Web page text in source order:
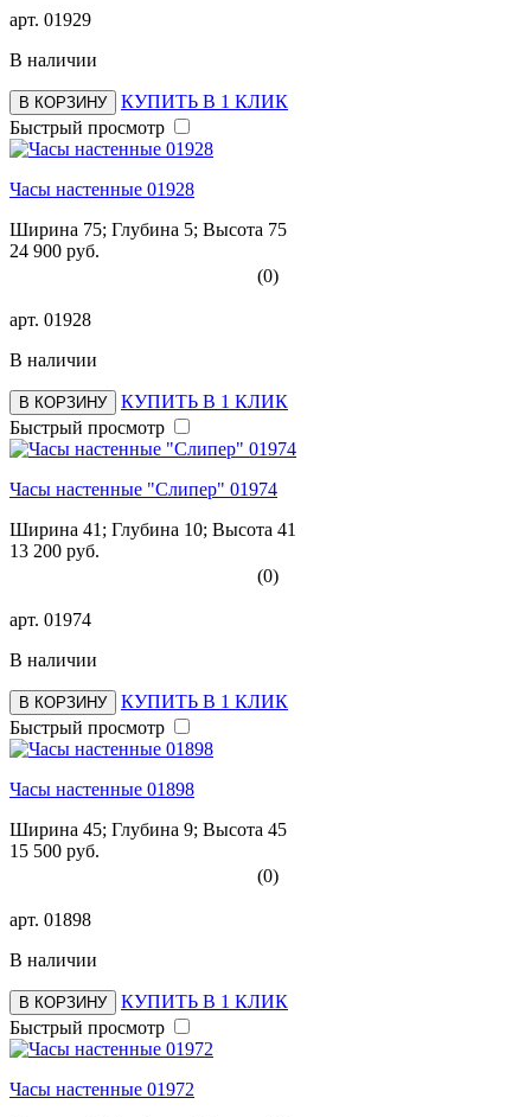
арт. 01929
В наличии
В КОРЗИНУ
КУПИТЬ В 1 КЛИК
Быстрый просмотр
Часы настенные 01928
Ширина 75; Глубина 5; Высота 75
24 900 руб.
(0)
арт. 01928
В наличии
В КОРЗИНУ
КУПИТЬ В 1 КЛИК
Быстрый просмотр
Часы настенные "Слипер" 01974
Ширина 41; Глубина 10; Высота 41
13 200 руб.
(0)
арт. 01974
В наличии
В КОРЗИНУ
КУПИТЬ В 1 КЛИК
Быстрый просмотр
Часы настенные 01898
Ширина 45; Глубина 9; Высота 45
15 500 руб.
(0)
арт. 01898
В наличии
В КОРЗИНУ
КУПИТЬ В 1 КЛИК
Быстрый просмотр
Часы настенные 01972